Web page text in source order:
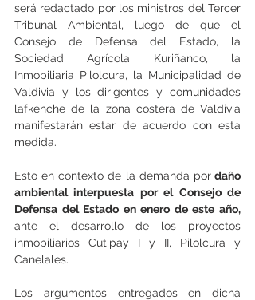
será redactado por los ministros del Tercer
Tribunal Ambiental, luego de que el
Consejo de Defensa del Estado, la
Sociedad Agrícola Kuriñanco, la
Inmobiliaria Pilolcura, la Municipalidad de
Valdivia y los dirigentes y comunidades
lafkenche de la zona costera de Valdivia
manifestarán estar de acuerdo con esta
medida.
Esto en contexto de la demanda por daño
ambiental interpuesta por el Consejo de
Defensa del Estado en enero de este año,
ante el desarrollo de los proyectos
inmobiliarios Cutipay I y II, Pilolcura y
Canelales.
Los argumentos entregados en dicha